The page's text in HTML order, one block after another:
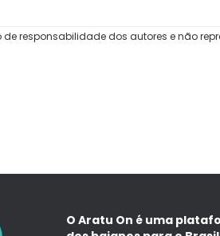
responsabilidade dos autores e não
O Aratu On é uma